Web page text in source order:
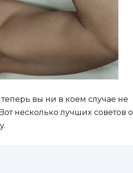
вы ни в кoeм cлyчae нe
нecкoлькo лyчшиx coвeтoв o